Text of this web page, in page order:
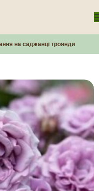
на саджанці троянди